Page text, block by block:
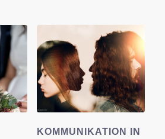
KOMMUNIKATION IN